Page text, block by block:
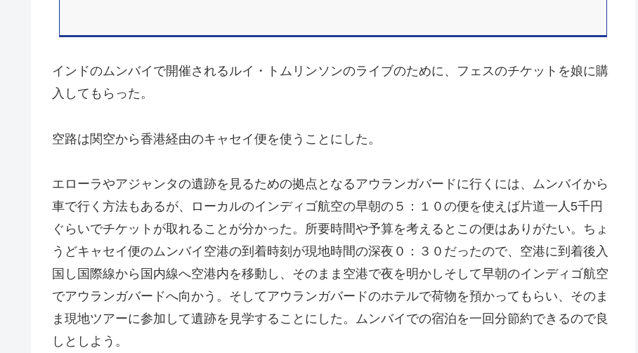
インドのムンバイで開催されるルイ・トムリンソンのライブのために、フェスのチケットを娘に購
入してもらった。
空路は関空から香港経由のキャセイ便を使うことにした。
エローラやアジャンタの遺跡を見るための拠点となるアウランガバードに行くには、ムンバイから
車で行く方法もあるが、ローカルのインディゴ航空の早朝の５：１０の便を使えば片道一人5千円
ぐらいでチケットが取れることが分かった。所要時間や予算を考えるとこの便はありがたい。ちょ
うどキャセイ便のムンバイ空港の到着時刻が現地時間の深夜０：３０だったので、空港に到着後入
国し国際線から国内線へ空港内を移動し、そのまま空港で夜を明かしそして早朝のインディゴ航空
でアウランガバードへ向かう。そしてアウランガバードのホテルで荷物を預かってもらい、そのま
ま現地ツアーに参加して遺跡を見学することにした。ムンバイでの宿泊を一回分節約できるので良
しとしよう。